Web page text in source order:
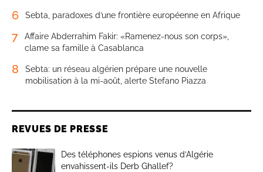
6 Sebta, paradoxes d’une frontière européenne en Afrique
7
Affaire Abderrahim Fakir: «Ramenez-nous son corps»,
clame sa famille à Casablanca
8
Sebta: un réseau algérien prépare une nouvelle
mobilisation à la mi-août, alerte Stefano Piazza
REVUES DE PRESSE
Des téléphones espions venus d’Algérie
envahissent-ils Derb Ghallef?